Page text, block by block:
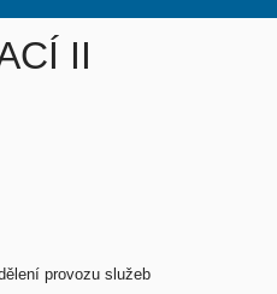
II
provozu služeb